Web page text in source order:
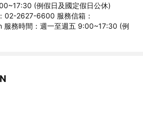
(例假日及國定假日公休)
02-2627-6600 服務信箱：
務時間：週一至週五 9:00~17:30 (例